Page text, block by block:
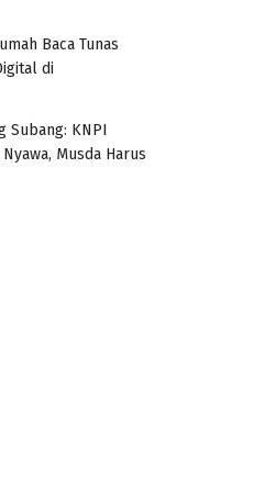
Baca Tunas
di
Subang: KNPI
Musda Harus